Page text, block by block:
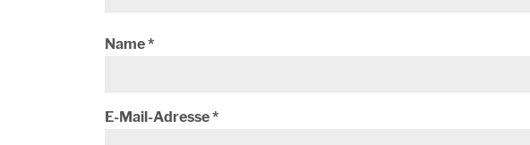
Name*
E-Mail-Adresse*